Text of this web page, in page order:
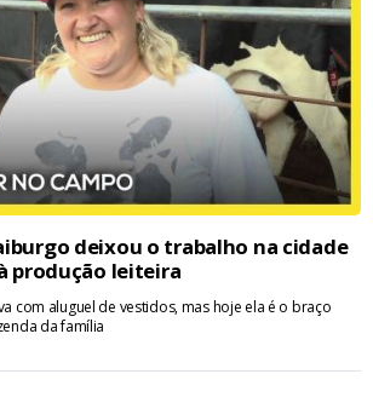
deixou o trabalho na cidade
produção leiteira
com aluguel de vestidos, mas hoje ela é o braço
da família